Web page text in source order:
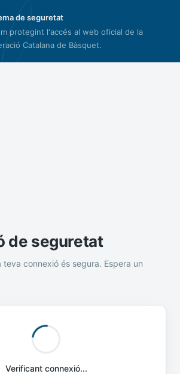
de seguretat
protegint l'accés al web oficial de la
Catalana de Bàsquet.
de seguretat
connexió és segura. Espera un
Verificant connexió...